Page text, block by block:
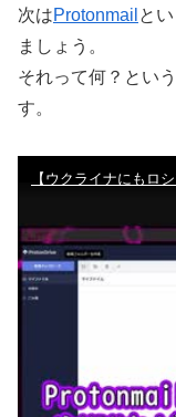
次はProtonmail と
ましょう。
それって何？とい
す。